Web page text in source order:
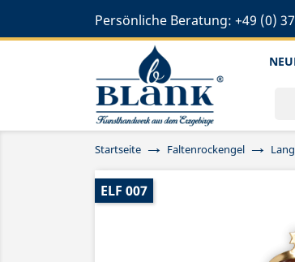
Persönliche Beratung: +49 (0)
Startseite Faltenrockengel
ELF 007